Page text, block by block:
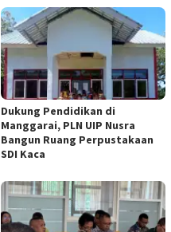
Dukung Pendidikan di
Manggarai, PLN UIP Nusra
Bangun Ruang Perpustakaan
SDI Kaca